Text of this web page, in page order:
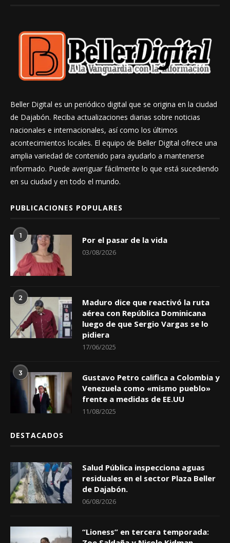
Beller Digital es un periódico digital que se origina en la ciudad
de Dajabón. Reciba actualizaciones diarias sobre noticias
nacionales e internacionales, así como los últimos
acontecimientos locales. El equipo de Beller Digital ofrece una
amplia variedad de contenido para ayudarlo a mantenerse
informado. Puede averiguar fácilmente lo que está sucediendo
en su ciudad y en todo el mundo.
PUBLICACIONES POPULARES
1 Por el pasar de la vida
03/08/2026
2
Maduro dice que reactivó la ruta
aérea con República Dominicana
luego de que Sergio Vargas se lo
pidiera
17/06/2025
3
Gustavo Petro califica a Colombia y
Venezuela como «mismo pueblo»
frente a medidas de EE.UU
11/08/2025
DESTACADOS
Salud Pública inspecciona aguas
residuales en el sector Plaza Beller
de Dajabón.
06/08/2026
“Lioness” en tercera temporada: